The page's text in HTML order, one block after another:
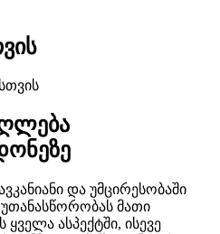
და უმცირესობაში
მათი
ასპექტში, ისევე